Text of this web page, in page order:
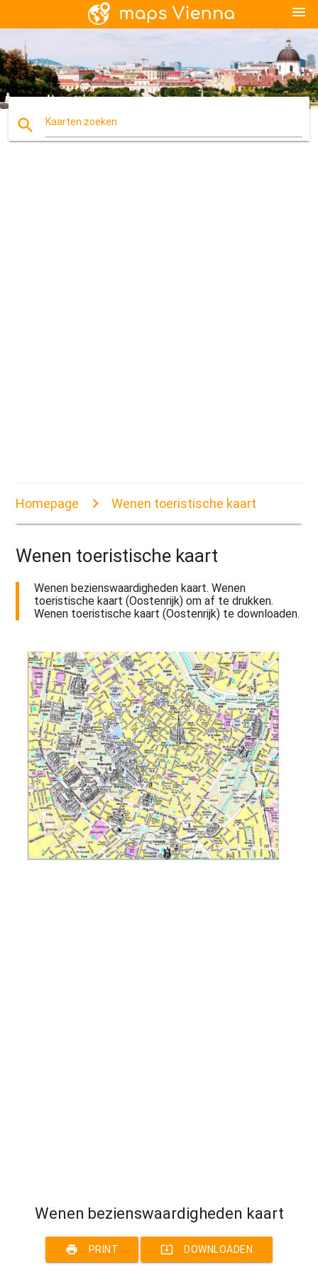
menu
search Kaarten zoeken
Homepage Wenen toeristische kaart
Wenen toeristische kaart
Wenen bezienswaardigheden kaart. Wenen
toeristische kaart (Oostenrijk) om af te drukken.
Wenen toeristische kaart (Oostenrijk) te downloaden.
Wenen bezienswaardigheden kaart
print PRINT system_update_alt DOWNLOADEN